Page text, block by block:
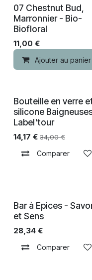
07 Chestnut Bud,
Marronnier - Bio-
Biofloral
11,00 €
Ajouter au panier
-50% de remise
Bouteille en verre
silicone
Label'tour
14,17 € 34,00€
Comparer
Bar à Epices -
et Sens
28,34 €
Comparer